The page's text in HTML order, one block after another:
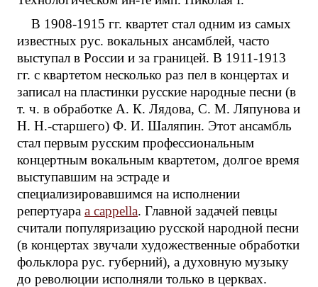
В 1908-1915 гг. квартет стал одним из самых
известных рус. вокальных ансамблей, часто
выступал в России и за границей. В 1911-1913
гг. с квартетом несколько раз пел в концертах и
записал на пластинки русские народные песни (в
т. ч. в обработке А. К. Лядова, С. М. Ляпунова и
Н. Н.-старшего) Ф. И. Шаляпин. Этот ансамбль
стал первым русским профессиональным
концертным вокальным квартетом, долгое время
выступавшим на эстраде и
специализировавшимся на исполнении
репертуара a cappella. Главной задачей певцы
считали популяризацию русской народной песни
(в концертах звучали художественные обработки
фольклора рус. губерний), а духовную музыку
до революции исполняли только в церквах.